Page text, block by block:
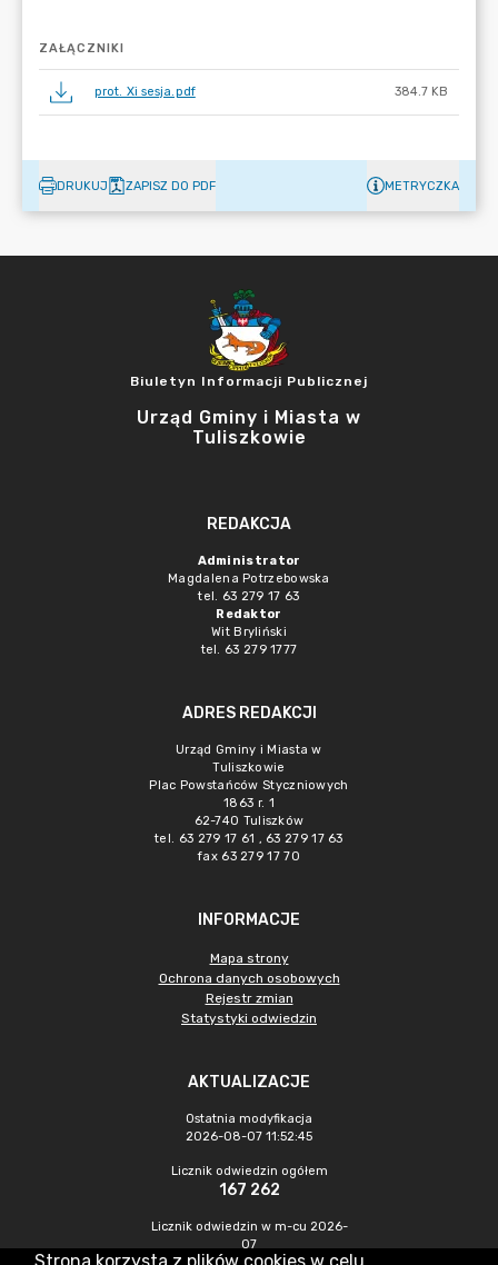
ZAŁĄCZNIKI
prot. Xi sesja.pdf 384.7 KB
DRUKUJ ZAPISZ DO PDF METRYCZKA
Biuletyn Informacji Publicznej
Urząd Gminy i Miasta w
Tuliszkowie
REDAKCJA
Administrator
Magdalena Potrzebowska
tel. 63 279 17 63
Redaktor
Wit Bryliński
tel. 63 279 1777
ADRES REDAKCJI
Urząd Gminy i Miasta w
Tuliszkowie
Plac Powstańców Styczniowych
1863 r. 1
62-740 Tuliszków
tel. 63 279 17 61 , 63 279 17 63
fax 63 279 17 70
INFORMACJE
Mapa strony
Ochrona danych osobowych
Rejestr zmian
Statystyki odwiedzin
AKTUALIZACJE
Ostatnia modyfikacja
2026-08-07 11:52:45
Licznik odwiedzin ogółem
167 262
Licznik odwiedzin w m-cu 2026-
07